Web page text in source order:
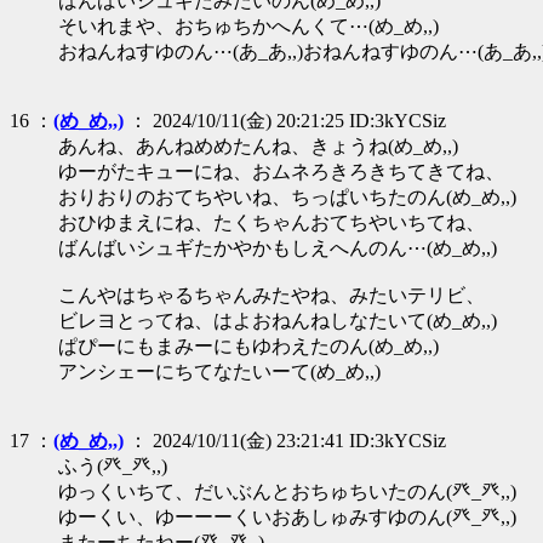
そいれまや、おちゅちかへんくて⋯(め_め,,)
おねんねすゆのん⋯(あ_あ,,)おねんねすゆのん⋯(あ_あ
16 ： (め_め,,) ： 2024/10/11(金) 20:21:25 ID:3kYCSiz
あんね、あんねめめたんね、きょうね(め_め,,)
ゆーがたキューにね、おムネろきろきちてきてね、
おりおりのおてちやいね、ちっぱいちたのん(め_め,,)
おひゆまえにね、たくちゃんおてちやいちてね、
ばんばいシュギたかやかもしえへんのん⋯(め_め,,)
こんやはちゃるちゃんみたやね、みたいテリビ、
ビレヨとってね、はよおねんねしなたいて(め_め,,)
ぱぴーにもまみーにもゆわえたのん(め_め,,)
アンシェーにちてなたいーて(め_め,,)
17 ： (め_め,,) ： 2024/10/11(金) 23:21:41 ID:3kYCSiz
ふう(癶_癶,,)
ゆっくいちて、だいぶんとおちゅちいたのん(癶_癶,,)
ゆーくい、ゆーーーくいおあしゅみすゆのん(癶_癶,,)